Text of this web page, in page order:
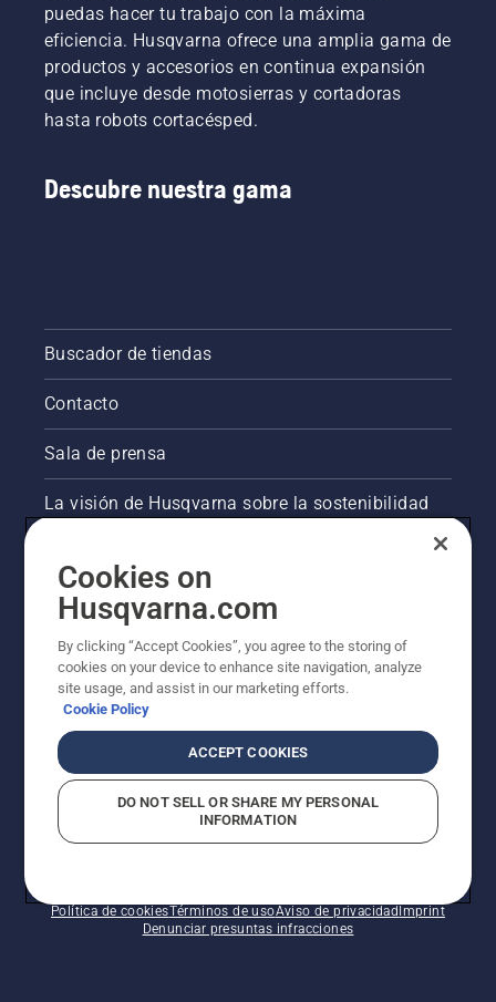
puedas hacer tu trabajo con la máxima
eficiencia. Husqvarna ofrece una amplia gama de
productos y accesorios en continua expansión
que incluye desde motosierras y cortadoras
hasta robots cortacésped.
Descubre nuestra gama
Buscador de tiendas
Contacto
Sala de prensa
La visión de Husqvarna sobre la sostenibilidad
Otros sitios de Husqvarna
© Husqvarna AB (publ). Todos los derechos
Política de cookiesTérminos de usoAviso de privacidad Imprint
Denunciar presuntas infracciones
Cookies on
Husqvarna.com
By clicking “Accept Cookies”, you agree to the storing of
cookies on your device to enhance site navigation, analyze
site usage, and assist in our marketing efforts.
Cookie Policy
ACCEPT COOKIES
DO NOT SELL OR SHARE MY PERSONAL
INFORMATION